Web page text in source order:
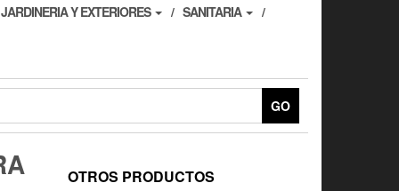
JARDINERIA Y EXTERIORES SANITARIA
GO
OTROS PRODUCTOS